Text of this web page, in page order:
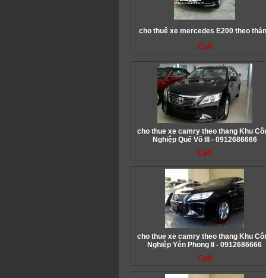
cho thuê xe mercedes E200 theo
Call
cho thue xe camry theo thang Khu
Nghiệp Quế Võ III - 0912686666
Call
cho thue xe camry theo thang Khu
Nghiệp Yên Phong II - 0912686666
Call